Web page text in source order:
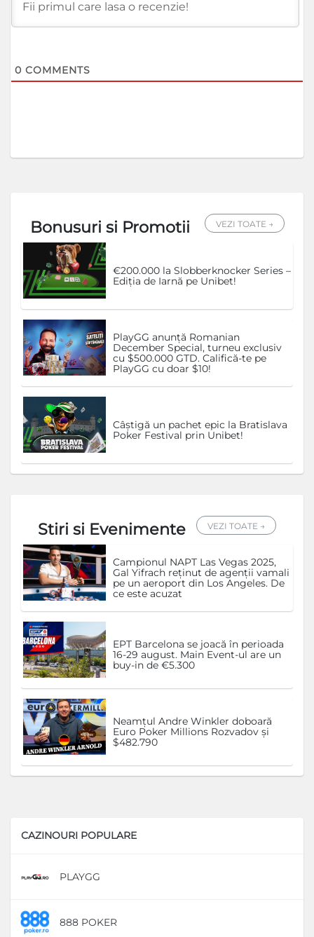
0 COMMENTS
Bonusuri si Promotii VEZI TOATE →
€200.000 la Slobberknocker Series –
Ediția de Iarnă pe Unibet!
PlayGG anunță Romanian
December Special, turneu exclusiv
cu $500.000 GTD. Califică-te pe
PlayGG cu doar $10!
Câștigă un pachet epic la Bratislava
Poker Festival prin Unibet!
Stiri si Evenimente VEZI TOATE →
Campionul NAPT Las Vegas 2025,
Gal Yifrach reținut de agenții vamali
pe un aeroport din Los Angeles. De
ce este acuzat
EPT Barcelona se joacă în perioada
16-29 august. Main Event-ul are un
buy-in de €5.300
Neamțul Andre Winkler doboară
Euro Poker Millions Rozvadov și
$482.790
CAZINOURI POPULARE
PLAYGG
888 POKER